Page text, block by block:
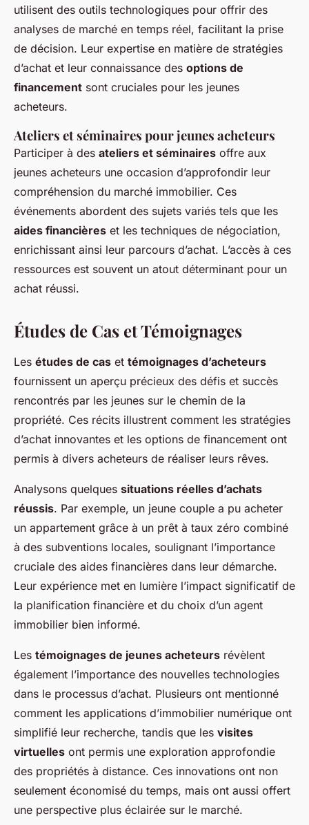
utilisent des outils technologiques pour offrir des
analyses de marché en temps réel, facilitant la prise
de décision. Leur expertise en matière de stratégies
d’achat et leur connaissance des options de
financement sont cruciales pour les jeunes
acheteurs.
Ateliers et séminaires pour jeunes acheteurs
Participer à des ateliers et séminaires offre aux
jeunes acheteurs une occasion d’approfondir leur
compréhension du marché immobilier. Ces
événements abordent des sujets variés tels que les
aides financières et les techniques de négociation,
enrichissant ainsi leur parcours d’achat. L’accès à ces
ressources est souvent un atout déterminant pour un
achat réussi.
Études de Cas et Témoignages
Les études de cas et témoignages d’acheteurs
fournissent un aperçu précieux des défis et succès
rencontrés par les jeunes sur le chemin de la
propriété. Ces récits illustrent comment les stratégies
d’achat innovantes et les options de financement ont
permis à divers acheteurs de réaliser leurs rêves.
Analysons quelques situations réelles d’achats
réussis. Par exemple, un jeune couple a pu acheter
un appartement grâce à un prêt à taux zéro combiné
à des subventions locales, soulignant l’importance
cruciale des aides financières dans leur démarche.
Leur expérience met en lumière l’impact significatif de
la planification financière et du choix d’un agent
immobilier bien informé.
Les témoignages de jeunes acheteurs révèlent
également l’importance des nouvelles technologies
dans le processus d’achat. Plusieurs ont mentionné
comment les applications d’immobilier numérique ont
simplifié leur recherche, tandis que les visites
virtuelles ont permis une exploration approfondie
des propriétés à distance. Ces innovations ont non
seulement économisé du temps, mais ont aussi offert
une perspective plus éclairée sur le marché.